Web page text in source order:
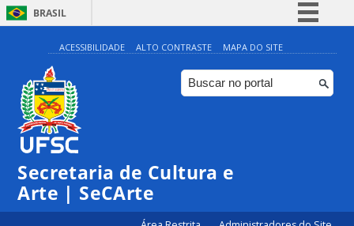
BRASIL
Simplifique!
Comunica BR
Participe
ACESSIBILIDADE ALTO CONTRASTE MAPA DO SITE
Secretaria de Cultura e
Arte | SeCArte